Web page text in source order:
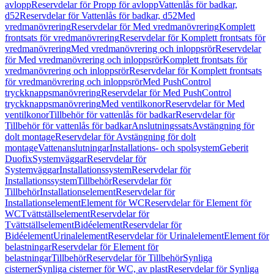
avloppReservdelar för Propp för avloppVattenlås för badkar,
d52Reservdelar för Vattenlås för badkar, d52Med
vredmanövreringReservdelar för Med vredmanövreringKomplett
frontsats för vredmanövreringReservdelar för Komplett frontsats för
vredmanövreringMed vredmanövrering och inloppsrörReservdelar
för Med vredmanövrering och inloppsrörKomplett frontsats för
vredmanövrering och inloppsrörReservdelar för Komplett frontsats
för vredmanövrering och inloppsrörMed PushControl
tryckknappsmanövreringReservdelar för Med PushControl
tryckknappsmanövreringMed ventilkonorReservdelar för Med
ventilkonorTillbehör för vattenlås för badkarReservdelar för
Tillbehör för vattenlås för badkarAnslutningssatsAvstängning för
dolt montageReservdelar för Avstängning för dolt
montageVattenanslutningarInstallations- och spolsystemGeberit
DuofixSystemväggarReservdelar för
SystemväggarInstallationssystemReservdelar för
InstallationssystemTillbehörReservdelar för
TillbehörInstallationselementReservdelar för
InstallationselementElement för WCReservdelar för Element för
WCTvättställselementReservdelar för
TvättställselementBidéelementReservdelar för
BidéelementUrinalelementReservdelar för UrinalelementElement för
belastningarReservdelar för Element för
belastningarTillbehörReservdelar för TillbehörSynliga
cisternerSynliga cisterner för WC, av plastReservdelar för Synliga